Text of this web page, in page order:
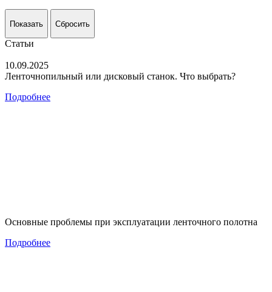
Показать Сбросить
Статьи
10.09.2025
Ленточнопильный или дисковый станок. Что выбрать?
Подробнее
Основные проблемы при эксплуатации ленточного полотна
Подробнее